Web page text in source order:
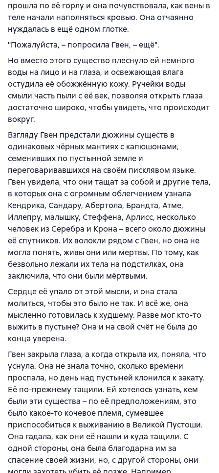
прошла по её горлу и она почувствовала, как вены в
теле начали наполняться кровью. Она отчаянно
нуждалась в ещё одном глотке.
"Пожалуйста, – попросила Гвен, – ещё".
Но вместо этого существо плеснуло ей немного
воды на лицо и на глаза, и освежающая влага
остудила её обожжённую кожу. Ручейки воды
смыли часть пыли с её век, позволяя открыть глаза
достаточно широко, чтобы увидеть, что происходит
вокруг.
Взгляду Гвен предстали дюжины существ в
одинаковых чёрных мантиях с капюшонами,
семенивших по пустынной земле и
переговаривавшихся на своём писклявом языке.
Гвен увидела, что они тащат за собой и другие тела,
в которых она с огромным облегчением узнала
Кендрика, Сандару, Абертола, Брандта, Атме,
Иллепру, малышку, Стеффена, Арлисс, несколько
человек из Серебра и Крона – всего около дюжины
её спутников. Их волокли рядом с Гвен, но она не
могла понять, живы они или мертвы. По тому, как
безвольно лежали их тела на подстилках, она
заключила, что они были мёртвыми.
Сердце её упало от этой мысли, и она стала
молиться, чтобы это было не так. И всё же, она
мысленно готовилась к худшему. Разве мог кто-то
выжить в пустыне? Она и на свой счёт не была до
конца уверена.
Гвен закрыла глаза, а когда открыла их, поняла, что
уснула. Она не знала точно, сколько времени
проспала, но день над пустыней клонился к закату.
Её по-прежнему тащили. Ей хотелось узнать, кем
были эти существа – по её предположениям, это
было какое-то кочевое племя, сумевшее
приспособиться к выживанию в Великой Пустоши.
Она гадала, как они её нашли и куда тащили. С
одной стороны, она была благодарна им за
спасение своей жизни, но, с другой стороны, они